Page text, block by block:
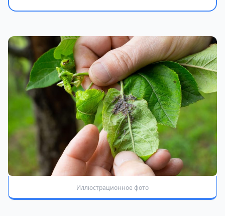
Иллюстрационное фото